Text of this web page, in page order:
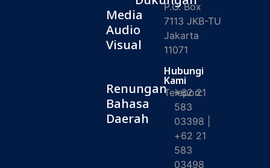
Media
Audio
Visual
Renungan
Bahasa
Daerah
P.O. Box
7113 JKB-TU
Jakarta
11071
Hubungi
Kami
Telepon:
+62 21
583
03398 |
+62 21
583
03498